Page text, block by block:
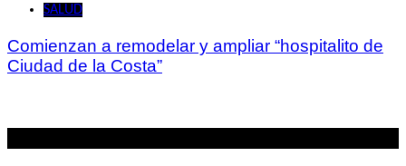
SALUD
Comienzan a remodelar y ampliar “hospitalito de
Ciudad de la Costa”